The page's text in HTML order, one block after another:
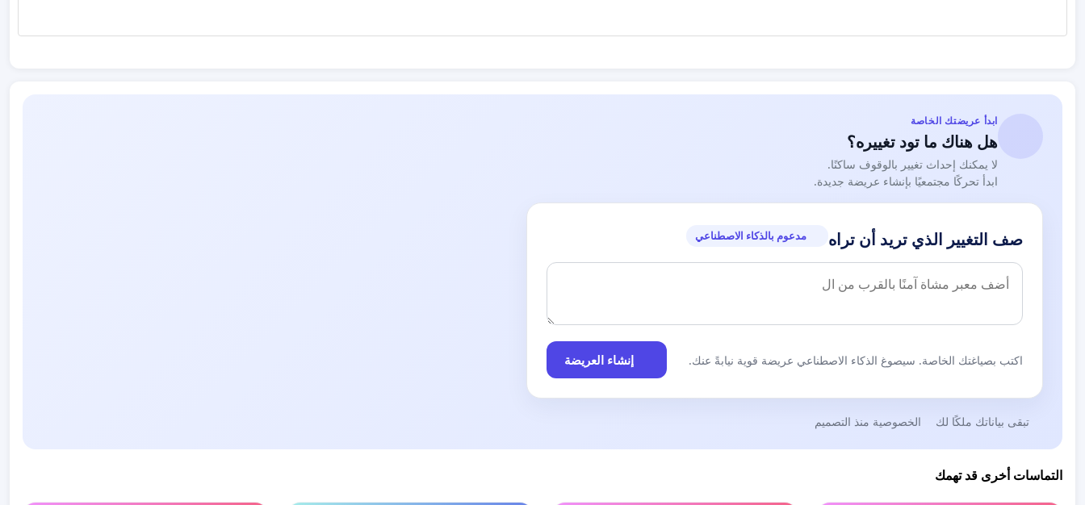
ابدأ عريضتك الخاصة
هل هناك ما تود تغييره؟
لا يمكنك إحداث تغيير بالوقوف ساكنًا.
ابدأ تحركًا مجتمعيًا بإنشاء عريضة جديدة.
صف التغيير الذي تريد أن تراه مدعوم بالذكاء الاصطناعي
اكتب بصياغتك الخاصة. سيصوغ الذكاء الاصطناعي عريضة قوية نيابةً عنك. إنشاء العريضة
تبقى بياناتك ملكًا لك الخصوصية منذ التصميم
التماسات أخرى قد تهمك